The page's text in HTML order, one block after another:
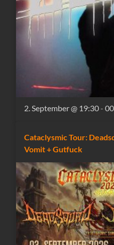
2. September @ 19:30-
Cataclysmic Tour:
Vomit + Gutfuck